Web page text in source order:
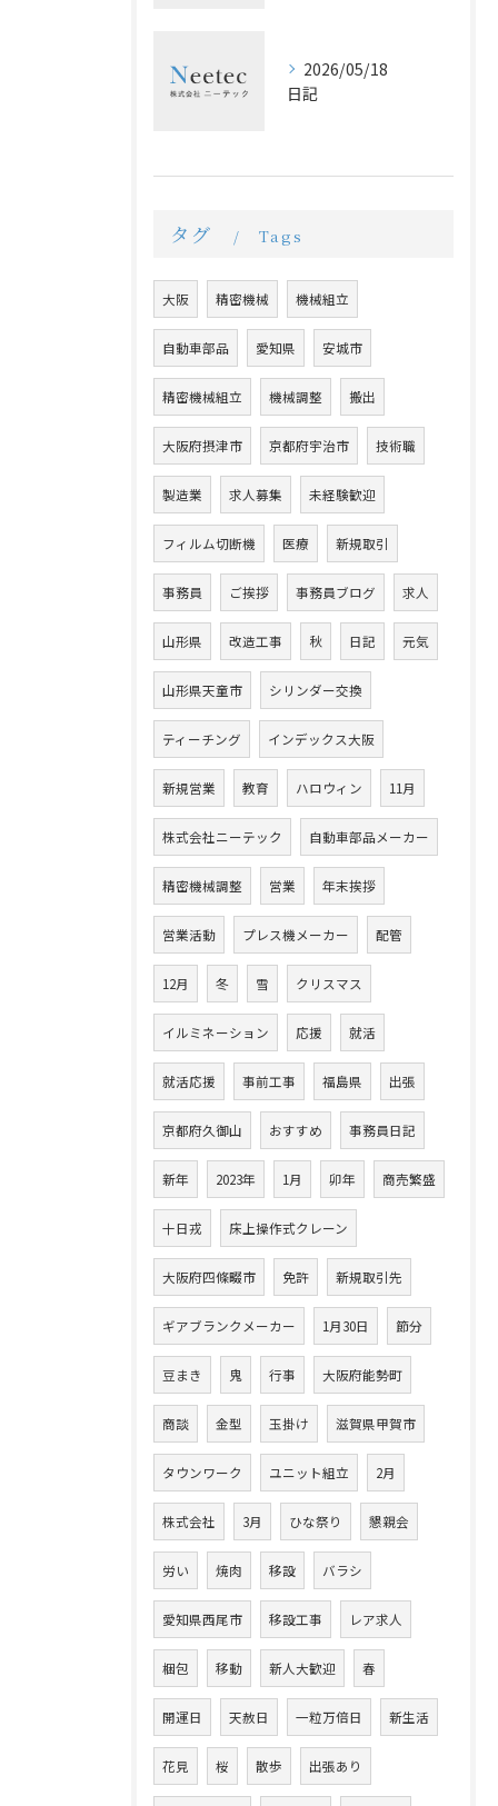
2026/05/18
日記
タグ Tags
大阪 精密機械 機械組立
自動車部品 愛知県 安城市
精密機械組立 機械調整 搬出
大阪府摂津市 京都府宇治市 技術職
製造業 求人募集 未経験歓迎
フィルム切断機 医療 新規取引
事務員 ご挨拶 事務員ブログ 求人
山形県 改造工事 秋 日記 元気
山形県天童市 シリンダー交換
ティーチング インデックス大阪
新規営業 教育 ハロウィン 11月
株式会社ニーテック 自動車部品メーカー
精密機械調整 営業 年末挨拶
営業活動 プレス機メーカー 配管
12月 冬 雪 クリスマス
イルミネーション 応援 就活
就活応援 事前工事 福島県 出張
京都府久御山 おすすめ 事務員日記
新年 2023年 1月 卯年 商売繁盛
十日戎 床上操作式クレーン
大阪府四條畷市 免許 新規取引先
ギアブランクメーカー 1月30日 節分
豆まき 鬼 行事 大阪府能勢町
商談 金型 玉掛け 滋賀県甲賀市
タウンワーク ユニット組立 2月
株式会社 3月 ひな祭り 懇親会
労い 焼肉 移設 バラシ
愛知県西尾市 移設工事 レア求人
梱包 移動 新人大歓迎 春
開運日 天赦日 一粒万倍日 新生活
花見 桜 散歩 出張あり